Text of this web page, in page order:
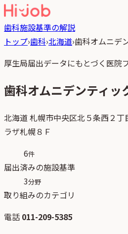
歯科施設基準の解説
トップ›歯科›北海道›歯科オムニデ
厚生局届出データにもとづく医院
歯科オムニデンティッ
北海道札幌市中央区北５条西２
ラザ札幌８Ｆ
6件
届出済みの施設基準
3分野
取り組みのカテゴリ
電話 011-209-5385